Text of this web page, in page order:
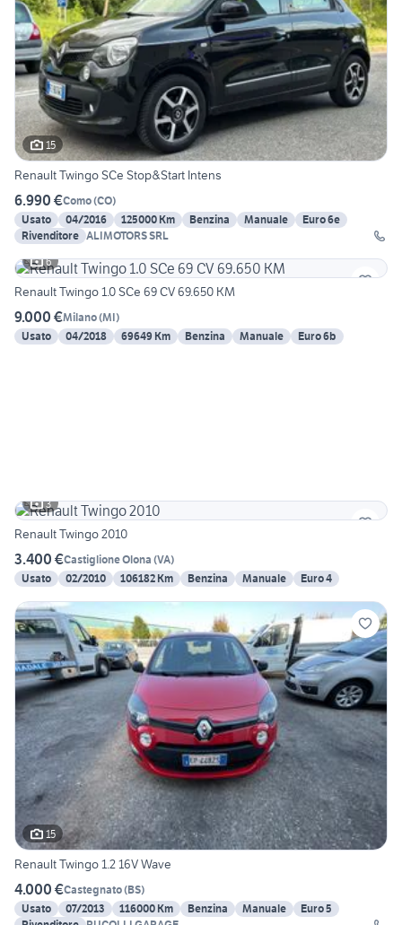
15
Renault Twingo SCe Stop&Start Intens
6.990 €Como(CO)
Usato
04/2016 125000 Km Benzina Manuale
Euro 6e
Rivenditore ALIMOTORS SRL
6
Renault Twingo 1.0 SCe 69 CV 69.650 KM
9.000 €Milano(MI)
Usato
04/2018 69649 Km Benzina Manuale Euro 6b
3
Renault Twingo 2010
3.400 €Castiglione Olona (VA)
Usato
02/2010 106182 Km Benzina Manuale Euro 4
15
Renault Twingo 1.2 16V Wave
4.000 €Castegnato(BS)
Usato
07/2013 116000 Km Benzina Manuale
Euro 5